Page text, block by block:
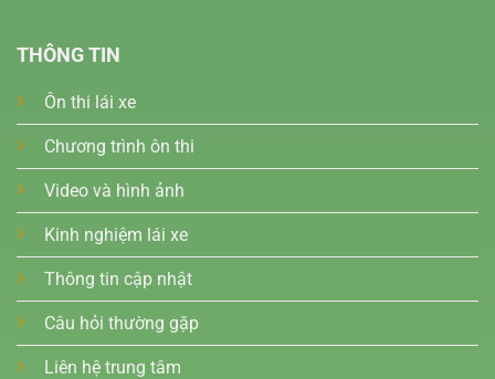
THÔNG TIN
Ôn thi lái xe
Chương trình ôn thi
Video và hình ảnh
Kinh nghiệm lái xe
Thông tin cập nhật
Câu hỏi thường gặp
Liên hệ trung tâm